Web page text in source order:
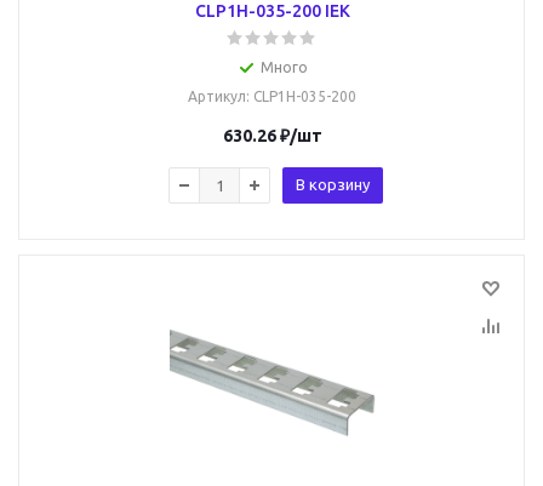
CLP1H-035-200 IEK
Много
Артикул: CLP1H-035-200
630.26₽/шт
В корзину